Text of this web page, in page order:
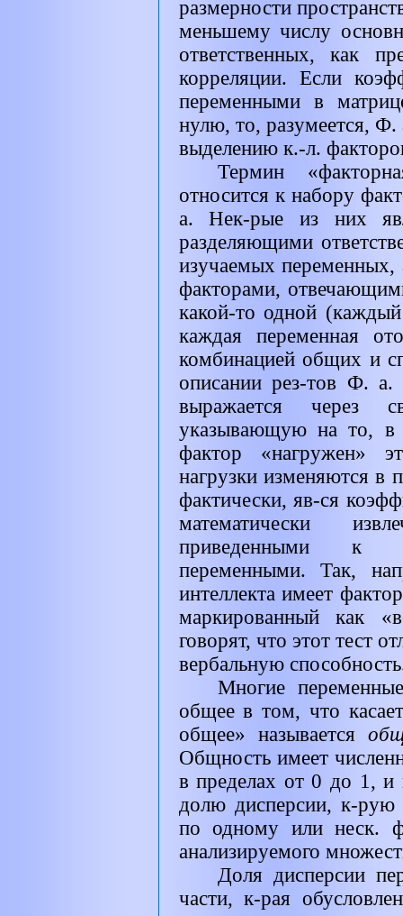
размерности
меньшему числу
ответственных, как
корреляции. Если
переменными в
нулю, то, разумеется, Ф.
выделению к.-л.
Термин
относится к набору
а. Нек-рые из них
разделяющими
изучаемых
факторами,
какой-то одной
каждая переменная
комбинацией общих и
описании рез-тов Ф. а.
выражается через
указывающую на то, в
фактор «нагружен»
нагрузки изменяются в
фактически, яв-ся
математически
приведенными к
переменными. Так,
интеллекта имеет
маркированный как
говорят, что этот тест
вербальную
Многие
общее в том, что
общее» называется
Общность имеет
в пределах от 0 до 1, и
долю дисперсии, к-рую
по одному или неск.
анализируемого
Доля дисперсии
части, к-рая